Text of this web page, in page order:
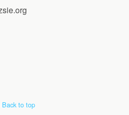
Back to top